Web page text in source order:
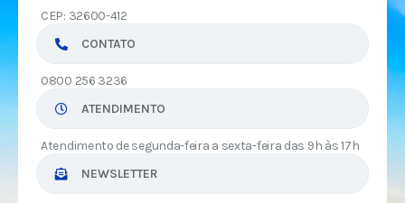
CEP: 32600-412
CONTATO
0800 256 3236
ATENDIMENTO
Atendimento de segunda-feira a sexta-feira das 9h às 17h
NEWSLETTER